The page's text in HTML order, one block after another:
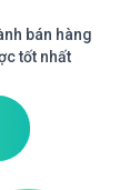
bán hàng
tốt nhất